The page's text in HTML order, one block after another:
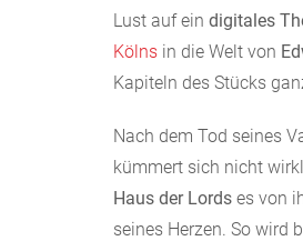
Lust auf ein digitales
Kölns in die Welt von
Kapiteln des Stücks
Nach dem Tod seines
kümmert sich nicht
Haus der Lords es von
seines Herzen. So wird